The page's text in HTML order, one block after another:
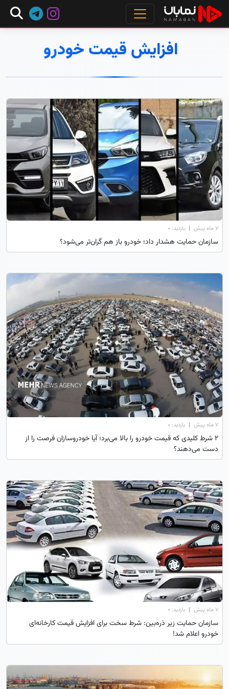
افزایش قیمت خودرو
۷ ماه پیش | بازدید: 0
سازمان حمایت هشدار داد؛ خودرو باز هم گران‌تر می‌شود؟
۷ ماه پیش | بازدید: 0
۲ شرط کلیدی که قیمت خودرو را بالا می‌برد؛ آیا خودروسازان فرصت را از
دست می‌دهند؟
۷ ماه پیش | بازدید: 0
سازمان حمایت زیر ذره‌بین: شرط سخت برای افزایش قیمت کارخانه‌ای
خودرو اعلام شد!